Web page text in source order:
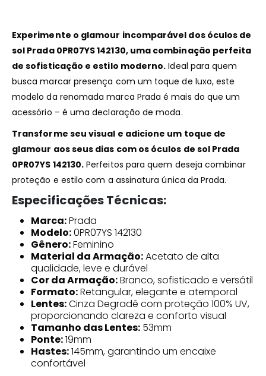
Experimente o glamour incomparável dos óculos de
sol Prada 0PR07YS 142130, uma combinação perfeita
de sofisticação e estilo moderno. Ideal para quem
busca marcar presença com um toque de luxo, este
modelo da renomada marca Prada é mais do que um
acessório – é uma declaração de moda.
Transforme seu visual e adicione um toque de
glamour aos seus dias com os óculos de sol Prada
0PR07YS 142130. Perfeitos para quem deseja combinar
proteção e estilo com a assinatura única da Prada.
Especificações Técnicas:
Marca:Prada
Modelo:0PR07YS 142130
Gênero:Feminino
Material da Armação:Acetato de alta
qualidade, leve e durável
Cor da Armação:Branco, sofisticado e versátil
Formato:Retangular, elegante e atemporal
Lentes:Cinza Degradê com proteção 100% UV,
proporcionando clareza e conforto visual
Tamanho das Lentes: 53mm
Ponte:19mm
Hastes:145mm, garantindo um encaixe
confortável